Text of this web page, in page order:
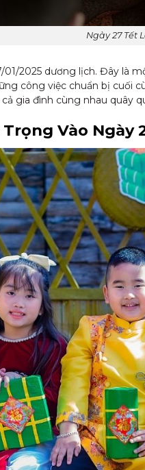
Ngày 27 Tết
01/2025 dương lịch. Đây
công việc chuẩn bị cuối
gia đình cùng nhau quây
Vào Ngày